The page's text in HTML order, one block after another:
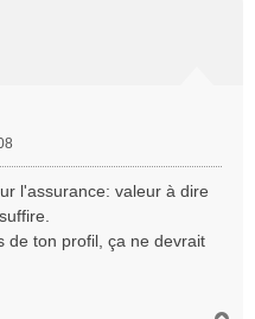
l'assurance: valeur à dire
de ton profil, ça ne devrait